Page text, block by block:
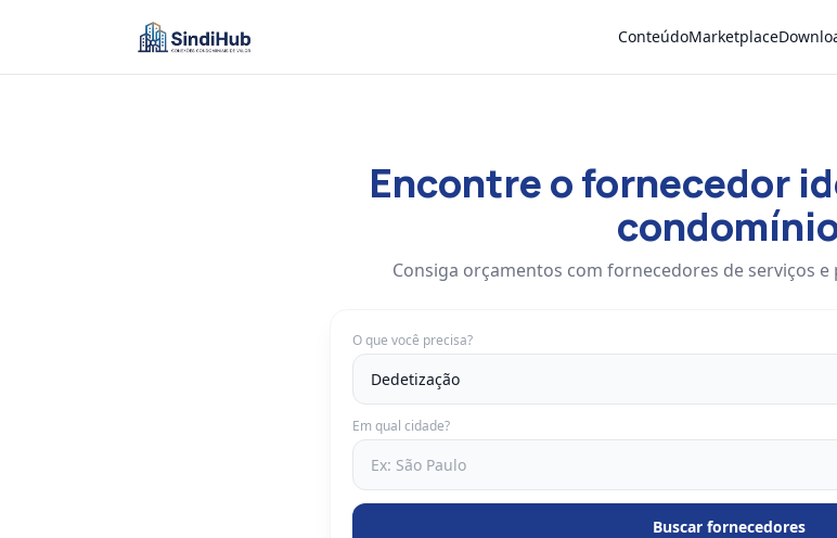
ConteúdoMarketplace
Encontre o fornecedor
Consiga orçamentos com fornecedores de serviços
O que você precisa?
Em qual cidade?
Buscar fornecedores